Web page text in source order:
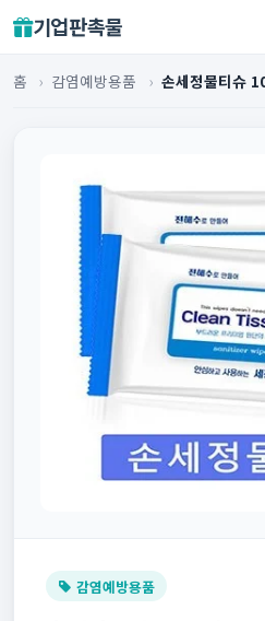
기업판촉물
홈 › 감염예방용품 › 손세정물티슈
감염예방용품